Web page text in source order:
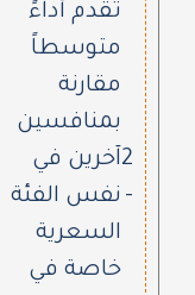
2
-
تقدم أداءً
متوسطاً
مقارنة
بمنافسين
آخرين في
نفس الفئة
السعرية
خاصة في